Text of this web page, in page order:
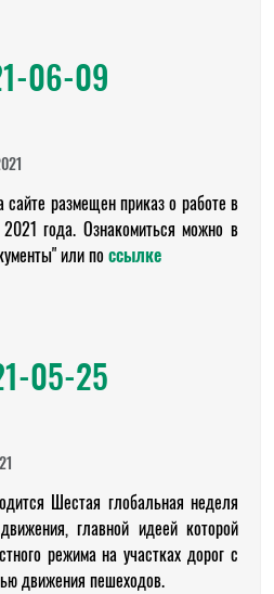
06-09
размещен приказ о работе в
года. Ознакомиться можно в
или поссылке
05-25
Шестая глобальная неделя
главной идеей которой
режима на участках дорог с
движения пешеходов.